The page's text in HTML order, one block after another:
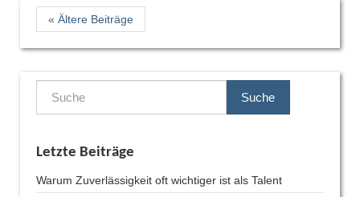
« Ältere Beiträge
Suche
Letzte Beiträge
Warum Zuverlässigkeit oft wichtiger ist als Talent